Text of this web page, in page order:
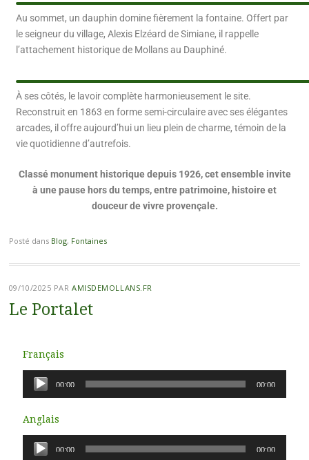
Au sommet, un dauphin domine fièrement la fontaine. Offert par
le seigneur du village, Alexis Elzéard de Simiane, il rappelle
l’attachement historique de Mollans au Dauphiné.
À ses côtés, le lavoir complète harmonieusement le site.
Reconstruit en 1863 en forme semi-circulaire avec ses élégantes
arcades, il offre aujourd’hui un lieu plein de charme, témoin de la
vie quotidienne d’autrefois.
Classé monument historique depuis 1926, cet ensemble invite
à une pause hors du temps, entre patrimoine, histoire et
douceur de vivre provençale.
Posté dans Blog, Fontaines
09/10/2025 PARAMISDEMOLLANS.FR
Le Portalet
Français
Lecteur
audio
00:00 00:00
Anglais
Lecteur
00:00 00:00